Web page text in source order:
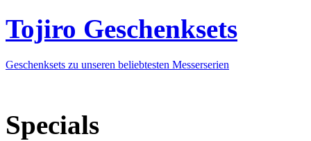
Tojiro Geschenksets
Geschenksets zu unseren beliebtesten Messerserien
Specials